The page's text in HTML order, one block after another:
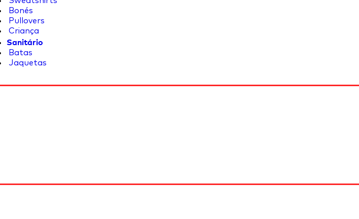
Bonés
Pullovers
Criança
Sanitário
Batas
Jaquetas